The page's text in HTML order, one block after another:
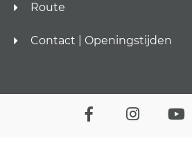
Route
Contact | Openingstijden